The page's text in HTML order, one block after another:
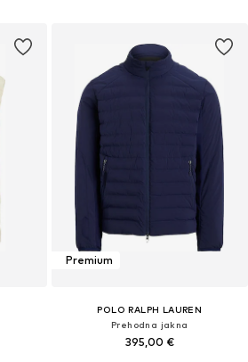
Premium
POLO RALPH LAUREN
Prehodna jakna
395,00 €